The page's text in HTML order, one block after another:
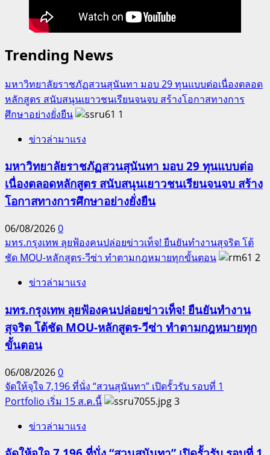
Trending News
มหาวิทยาลัยราชภัฏสวนสุนันทา มอบ 29 ทุนแบบต่อเนื่องตลอด
หลักสูตร สนับสนุนเยาวชนเรียนจนจบ สร้างโอกาสทางการ
ศึกษาอย่างยั่งยืน
1
ข่าวล่ามาแรง
มหาวิทยาลัยราชภัฏสวนสุนันทา มอบ 29 ทุนแบบต่อ
เนื่องตลอดหลักสูตร สนับสนุนเยาวชนเรียนจนจบ สร้าง
โอกาสทางการศึกษาอย่างยั่งยืน
06/08/20260
มทร.กรุงเทพ ลุยฟ้องคนปล่อยข่าวเท็จ! ยืนยันทำงานสุจริต โต้
ชัด MOU-หลักสูตร-วีซ่า ทำตามกฎหมายทุกขั้นตอน
2
ข่าวล่ามาแรง
มทร.กรุงเทพ ลุยฟ้องคนปล่อยข่าวเท็จ! ยืนยันทำงาน
สุจริต โต้ชัด MOU-หลักสูตร-วีซ่า ทำตามกฎหมายทุก
ขั้นตอน
06/08/20260
จัดให้จุใจ 7,196 ที่นั่ง “สวนสุนันทา” เปิดรั้วรับ รอบที่ 1
Portfolio เริ่ม 15 ส.ค.นี้
3
ข่าวล่ามาแรง